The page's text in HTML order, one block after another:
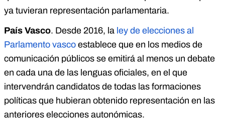
ya tuvieran representación parlamentaria.
País Vasco. Desde 2016, la ley de elecciones al
Parlamento vasco establece que en los medios de
comunicación públicos se emitirá al menos un debate
en cada una de las lenguas oficiales, en el que
intervendrán candidatos de todas las formaciones
políticas que hubieran obtenido representación en las
anteriores elecciones autonómicas.